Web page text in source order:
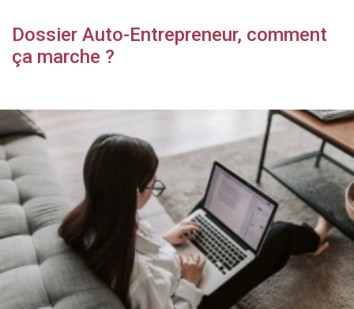
Dossier Auto-Entrepreneur, comment
ça marche ?